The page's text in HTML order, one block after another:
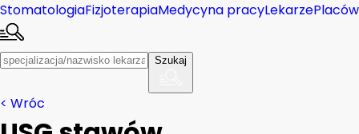
StomatologiaFizjoterapiaMedycyna pracyLekarze
Szukaj
< Wróc